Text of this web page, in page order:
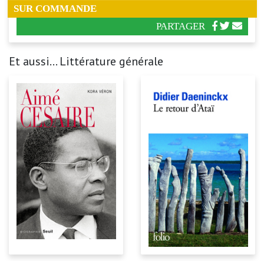
SUR COMMANDE
PARTAGER
Et aussi... Littérature générale